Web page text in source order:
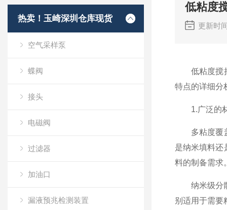
热卖！玉崎深圳仓库现货
空气采样泵
蝶阀
接头
电磁阀
过滤器
加油口
漏液预兆检测装置
低粘度
更新时
低粘度搅拌
特点的详细分
1.广泛的材
多粘度覆盖
是纳米填料还
料的制备需求
纳米级分散
别适用于需要